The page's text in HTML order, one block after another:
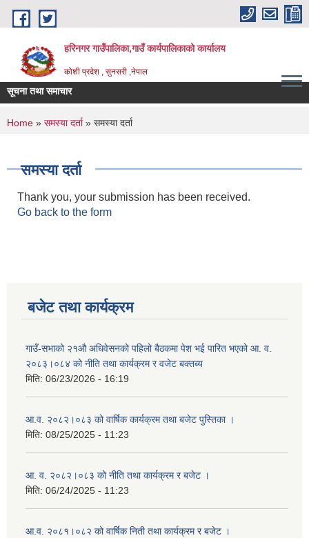
Skip to main content
हरिनगर गाउँपालिका,गाउँ कार्यपालिकाको कार्यालय
कोशी प्रदेश , सुनसरी ,नेपाल
सूचना तथा समाचार
You are here
Home » समस्या दर्ता» समस्या दर्ता
समस्या दर्ता
Thank you, your submission has been received.
Go back to the form
बजेट तथा कार्यक्रम
गाउँ-सभाको २१औ अधिवेसनको पहिलो बैठकमा पेश भई पारित भएको आ. व.
२०८३।०८४ को नीति तथा कार्यक्रम र वजेट बक्तब्य
मिति: 06/23/2026 - 16:19
आ.व. २०८२।०८३ को वार्षिक कार्यक्रम तथा बजेट पुस्तिका ।
मिति: 08/25/2025 - 11:23
आ. व. २०८२।०८३ को नीति तथा कार्यक्रम र बजेट ।
मिति: 06/24/2025 - 11:23
आ.व. २०८१।०८२ को वार्षिक निती तथा कार्यक्रम र बजेट ।